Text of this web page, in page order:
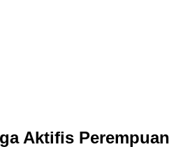
Aktifis Perempuan